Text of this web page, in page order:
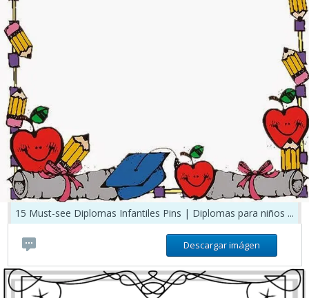
15 Must-see Diplomas Infantiles Pins | Diplomas para niños ...
Descargar imágen